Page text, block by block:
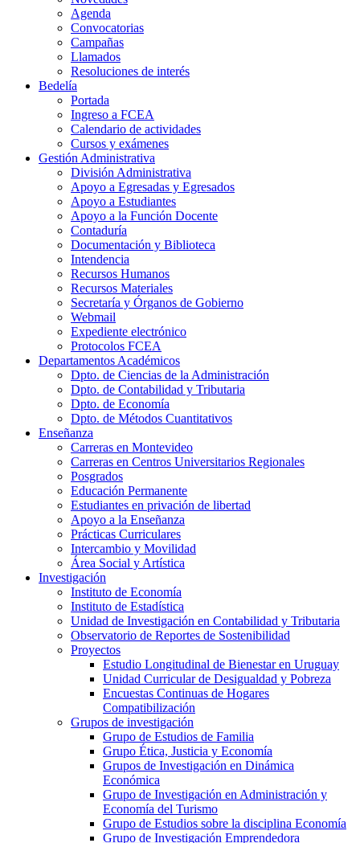
Agenda
Convocatorias
Campañas
Llamados
Resoluciones de interés
Bedelía
Portada
Ingreso a FCEA
Calendario de actividades
Cursos y exámenes
Gestión Administrativa
División Administrativa
Apoyo a Egresadas y Egresados
Apoyo a Estudiantes
Apoyo a la Función Docente
Contaduría
Documentación y Biblioteca
Intendencia
Recursos Humanos
Recursos Materiales
Secretaría y Órganos de Gobierno
Webmail
Expediente electrónico
Protocolos FCEA
Departamentos Académicos
Dpto. de Ciencias de la Administración
Dpto. de Contabilidad y Tributaria
Dpto. de Economía
Dpto. de Métodos Cuantitativos
Enseñanza
Carreras en Montevideo
Carreras en Centros Universitarios Regionales
Posgrados
Educación Permanente
Estudiantes en privación de libertad
Apoyo a la Enseñanza
Prácticas Curriculares
Intercambio y Movilidad
Área Social y Artística
Investigación
Instituto de Economía
Instituto de Estadística
Unidad de Investigación en Contabilidad y Tributaria
Observatorio de Reportes de Sostenibilidad
Proyectos
Estudio Longitudinal de Bienestar en Uruguay
Unidad Curricular de Desigualdad y Pobreza
Encuestas Continuas de Hogares
Compatibilización
Grupos de investigación
Grupo de Estudios de Familia
Grupo Ética, Justicia y Economía
Grupos de Investigación en Dinámica
Económica
Grupo de Investigación en Administración y
Economía del Turismo
Grupo de Estudios sobre la disciplina Economía
Grupo de Investigación Emprendedora